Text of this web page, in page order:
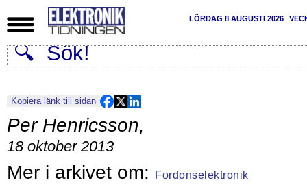
LÖRDAG 8 AUGUSTI 2026
Kopiera länk till sidan
Per Henricsson,
18 oktober 2013
Fordonselektronik